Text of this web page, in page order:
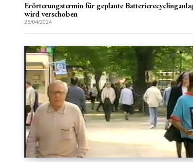
Erörterungstermin für geplante
wird verschoben
25/04/2024